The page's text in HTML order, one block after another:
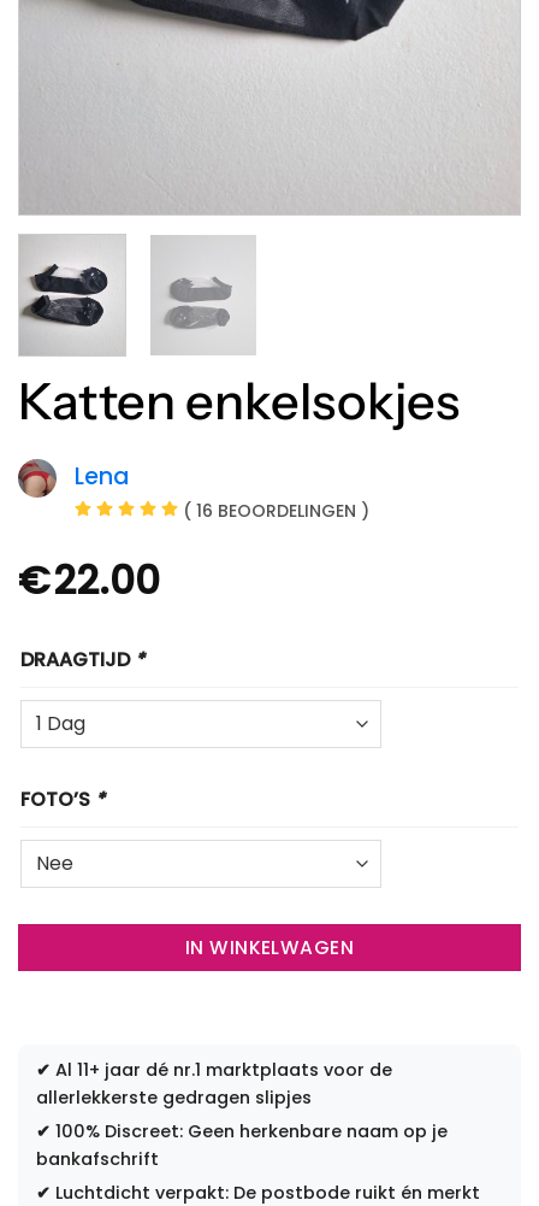
Katten enkelsokjes
Lena
( 16 BEOORDELINGEN )
€22.00
DRAAGTIJD *
FOTO’S *
IN WINKELWAGEN
✔ Al 11+ jaar dé nr.1 marktplaats voor de
allerlekkerste gedragen slipjes
✔ 100% Discreet: Geen herkenbare naam op je
bankafschrift
✔ Luchtdicht verpakt: De postbode ruikt én merkt